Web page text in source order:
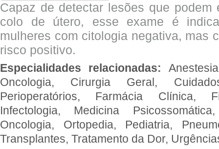
Capaz de detectar lesões que
colo de útero, esse exame é
mulheres com citologia negativa, mas
risco positivo.
Especialidades relacionadas:
Oncologia, Cirurgia Geral,
Perioperatórios, Farmácia Clínica,
Infectologia, Medicina
Oncologia, Ortopedia, Pediatria,
Transplantes, Tratamento da Dor,